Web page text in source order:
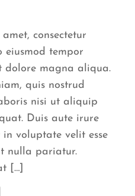
consectetur
eiusmod tempor
dolore magna aliqua.
quis nostrud
nisi ut aliquip
Duis aute irure
voluptate velit esse
nulla pariatur.
[…]